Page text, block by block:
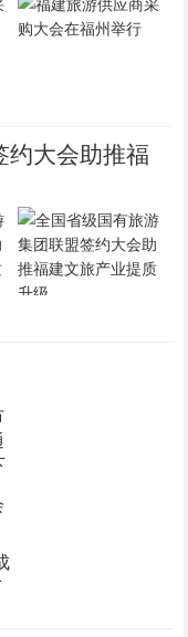
约大会助推福